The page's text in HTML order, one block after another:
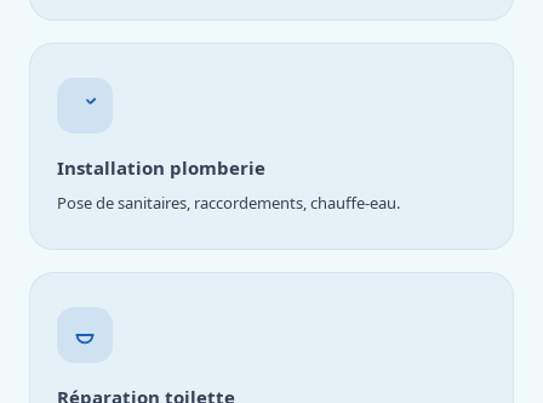
Installation plomberie
Pose de sanitaires, raccordements, chauffe-eau.
Réparation toilette